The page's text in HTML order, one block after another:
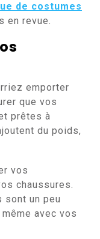
de costumes
en revue.
emporter
que vos
prêtes à
du poids,
vos
chaussures.
sont un peu
avec vos